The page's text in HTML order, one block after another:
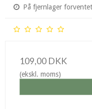
På fjernlager
109,00 DKK
(ekskl. moms)